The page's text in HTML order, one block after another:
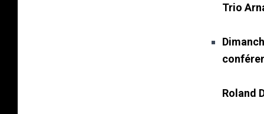
Trio
Roland